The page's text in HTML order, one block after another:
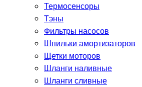
Термосенсоры
Тэны
Фильтры насосов
Шпильки амортизаторов
Щетки моторов
Шланги наливные
Шланги сливные